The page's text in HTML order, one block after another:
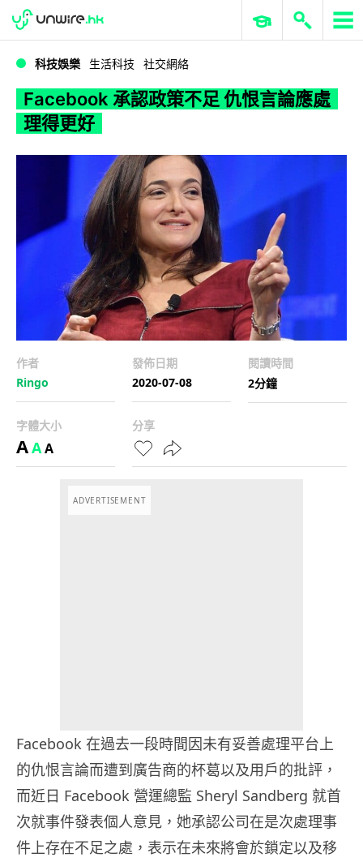
WWDC 2026 ERP 與商業 AI
科技娛樂 生活科技 社交網絡
Facebook 承認政策不足 仇恨言論應處
理得更好
作者
Ringo
發佈日期
2020-07-08
閱讀時間
2分鐘
字體大小
AAA
分享
ADVERTISEMENT
Facebook 在過去一段時間因未有妥善處理平台上
的仇恨言論而遭到廣告商的杯葛以及用戶的批評，
而近日 Facebook 營運總監 Sheryl Sandberg 就首
次就事件發表個人意見，她承認公司在是次處理事
件上存在不足之處，表示在未來將會於鎖定以及移